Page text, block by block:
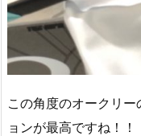
この角度のオークリ
ョンが最高ですね！！